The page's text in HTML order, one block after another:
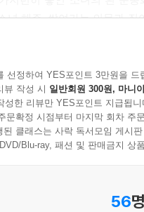
녀 해주. 쌓여가는 의문과
하는 십 대들도 이꽃님 작
왔다. 책을 내던져버린 청
를』 역시 의문의 실종 사건
야만 한다. 심리 미스터리
이지를 뒤적이게 만든다.
선정하여 YES포인트 3만원을 드
뷰 작성 시 일반회원 300원, 마니
성한 리뷰만 YES포인트 지급됩니
문확정 시점부터 마지막 회차 주
클래스는 사락 독서모임 게시
Blu-ray, 패션 및 판매금지 상
56